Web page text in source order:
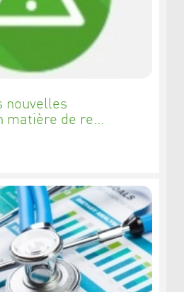
nouvelles
matière de re...